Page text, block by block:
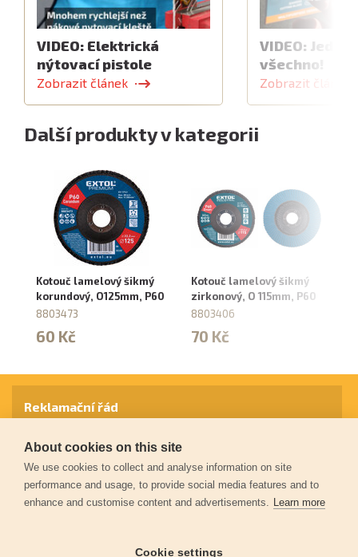
VIDEO: Elektrická
nýtovací pistole
Zobrazit článek
VIDEO:
všechno!
Zobrazit článek
Další produkty v kategorii
Kotouč lamelový šikmý
korundový, O125mm, P60
8803473
60 Kč
Kotouč lamelový šikmý
zirkonový, O 115mm, P60
8803406
70 Kč
Reklamační řád
Záruční podmínky
Ochrana osobních údajů
About cookies on this site
We use cookies to collect and analyse information on site
performance and usage, to provide social media features and to
enhance and customise content and advertisements. Learn more
Cookie settings